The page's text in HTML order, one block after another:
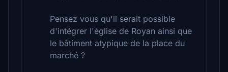
Pensez vous qu'il serait possible
d'intégrer l'église de Royan ainsi que
le bâtiment atypique de la place du
marché ?